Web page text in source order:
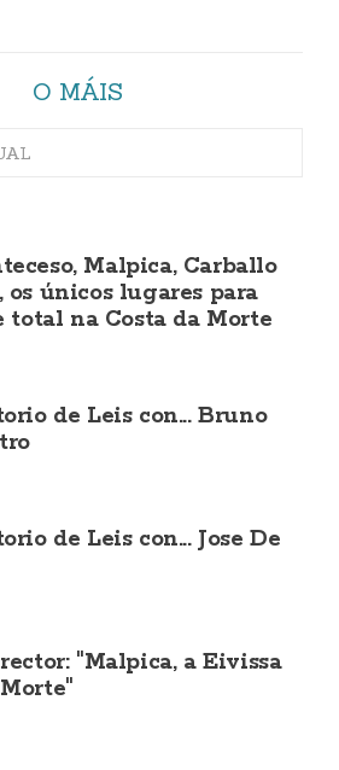
O MÁIS
Malpica, Carballo
os únicos lugares para
total na Costa da Morte
de Leis con... Bruno
de Leis con... Jose De
"Malpica, a Eivissa